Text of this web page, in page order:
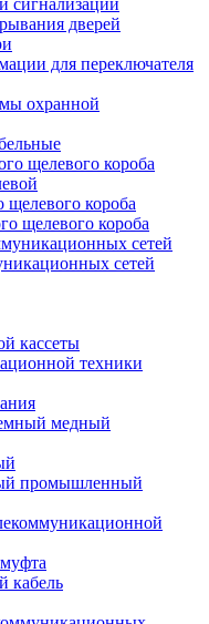
дверей
для переключателя
охранной
щелевого короба
щелевого короба
щелевого короба
сетей
кассеты
техники
медный
промышленный
кабель